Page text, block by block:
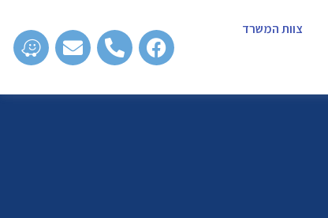
צוות המשרד